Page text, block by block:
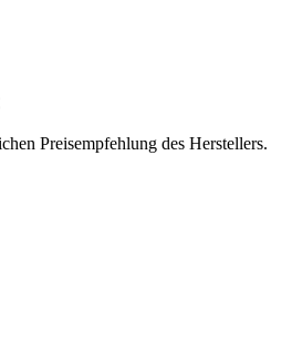
Preisempfehlung des Herstellers.